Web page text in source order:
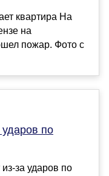
квартира На
на
пожар. Фото с
по
за ударов по